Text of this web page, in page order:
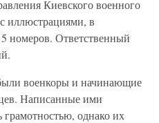
Киевского военного
иллюстрациями, в
номеров. Ответственный
военкоры и начинающие
Написанные ими
грамотностью, однако их